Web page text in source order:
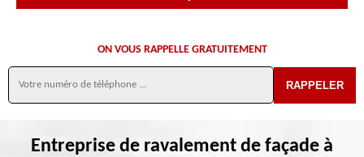
ON VOUS RAPPELLE GRATUITEMENT
Entreprise de ravalement de façade à